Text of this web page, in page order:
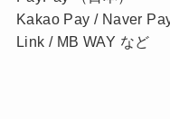
Kakao Pay / Naver
Link / MB WAY など